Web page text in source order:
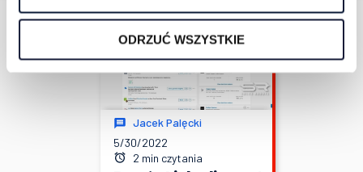
ODRZUĆ WSZYSTKIE
Jacek Palęcki
5/30/2022
2 min czytania